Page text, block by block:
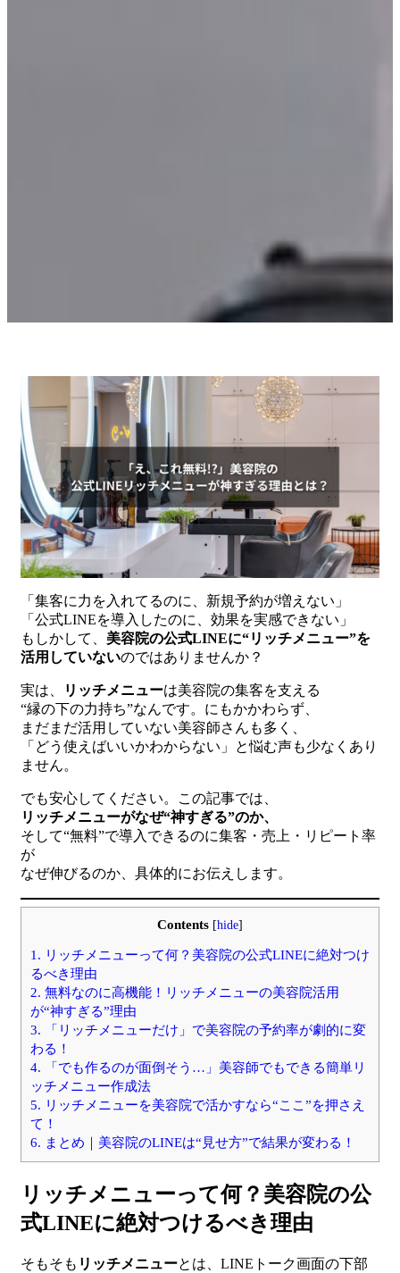
「集客に力を入れてるのに、新規予約が増えない」
「公式LINEを導入したのに、効果を実感できない」
もしかして、 美容院の公式LINEに“リッチメニュー”を
活用していないのではありませんか？
実は、 リッチメニューは美容院の集客を支える
“縁の下の力持ち”なんです。にもかかわらず、
まだまだ活用していない美容師さんも多く、
「どう使えばいいかわからない」と悩む声も少なくあり
ません。
でも安心してください。この記事では、
リッチメニューがなぜ“神すぎる”のか、
そして“無料”で導入できるのに集客・売上・リピート率
が
なぜ伸びるのか、具体的にお伝えします。
Contents [hide]
1. リッチメニューって何？美容院の公式LINEに絶対つけ
るべき理由
2. 無料なのに高機能！リッチメニューの美容院活用
が“神すぎる”理由
3. 「リッチメニューだけ」で美容院の予約率が劇的に変
わる！
4. 「でも作るのが面倒そう…」美容師でもできる簡単リ
ッチメニュー作成法
5. リッチメニューを美容院で活かすなら“ここ”を押さえ
て！
6. まとめ｜美容院のLINEは“見せ方”で結果が変わる！
リッチメニューって何？美容院の公
式LINEに絶対つけるべき理由
そもそも リッチメニューとは、LINEトーク画面の下部